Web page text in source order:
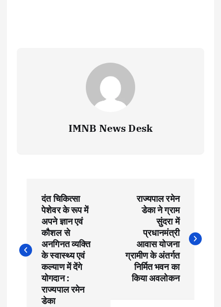
IMNB News Desk
s
t
दंत चिकित्सा
पेशेवर के रूप में
अपने ज्ञान एवं
कौशल से
अनगिनत व्यक्ति
के स्वास्थ्य एवं
कल्याण में देंगे
योगदान :
राज्यपाल रमेन
डेका
राज्यपाल रमेन
डेका ने ग्राम
सुंदरा में
प्रधानमंत्री
आवास योजना
ग्रामीण के अंतर्गत
निर्मित भवन का
किया अवलोकन